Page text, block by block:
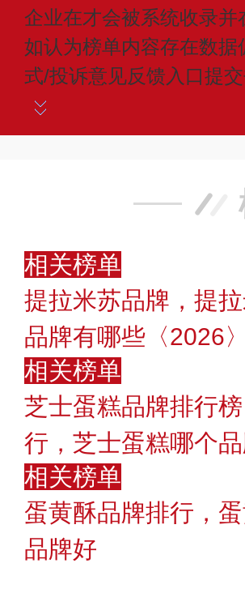
企业在才会被系统收录
如认为榜单内容存在数
式/投诉意见反馈入口提
相关榜单
提拉米苏品牌，提
品牌有哪些〈2026〉
相关榜单
芝士蛋糕品牌排行
行，芝士蛋糕哪个
相关榜单
蛋黄酥品牌排行，
品牌好